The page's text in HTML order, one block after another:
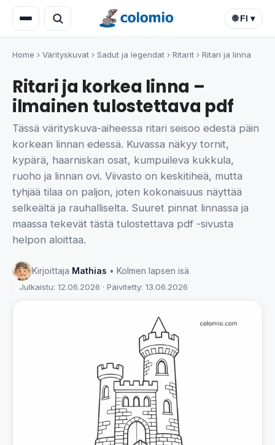
🌐 FI ▾
Home › Värityskuvat › Sadut ja legendat › Ritarit › Ritari ja linna
Ritari ja korkea linna –
ilmainen tulostettava pdf
Tässä värityskuva-aiheessa ritari seisoo edestä päin
korkean linnan edessä. Kuvassa näkyy tornit,
kypärä, haarniskan osat, kumpuileva kukkula,
ruoho ja linnan ovi. Viivasto on keskitiheä, mutta
tyhjää tilaa on paljon, joten kokonaisuus näyttää
selkeältä ja rauhalliselta. Suuret pinnat linnassa ja
maassa tekevät tästä tulostettava pdf -sivusta
helpon aloittaa.
Kirjoittaja Mathias • Kolmen lapsen isä
Julkaistu: 12.06.2026 · Päivitetty: 13.06.2026